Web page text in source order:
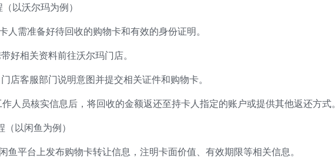
以沃尔玛为例）
人需准备好待回收的购物卡和有效的身份证明。
好相关资料前往沃尔玛门店。
店客服部门说明意图并提交相关证件和购物卡。
作人员核实信息后，将回收的金额返还至持卡人指定的账户或提供其他返还方式。
以闲鱼为例）
鱼平台上发布购物卡转让信息，注明卡面价值、有效期限等相关信息。